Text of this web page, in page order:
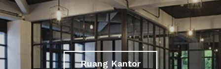
Ruang Kantor